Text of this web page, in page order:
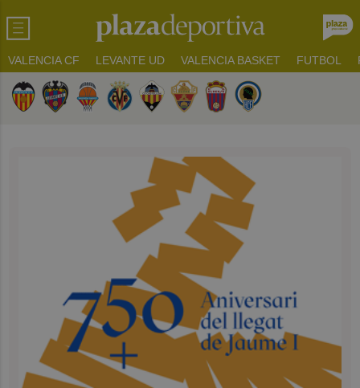
VALENCIA CF LEVANTE UD VALENCIA BASKET FUTBOL